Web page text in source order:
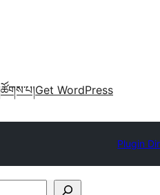
ཚོགས་པ།Get WordPress
Plugin